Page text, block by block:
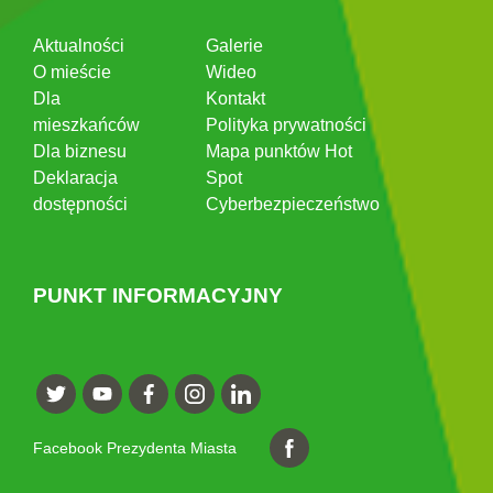
Aktualności
O mieście
Dla
mieszkańców
Dla biznesu
Deklaracja
dostępności
Galerie
Wideo
Kontakt
Polityka prywatności
Mapa punktów Hot
Spot
Cyberbezpieczeństwo
PUNKT INFORMACYJNY
Facebook Prezydenta Miasta